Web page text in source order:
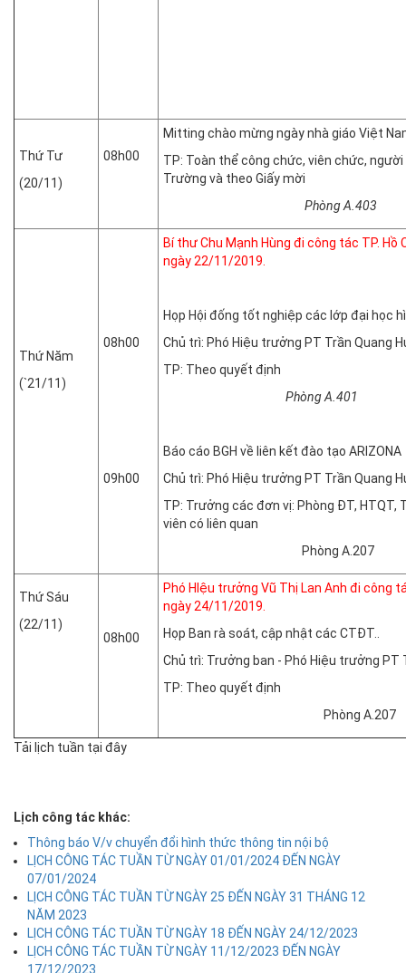
Thứ Tư
(20/11)
08h00
Mitting chào mừng ngày nhà giáo Việt
TP: Toàn thể công chức, viên chức,
Trường và theo Giấy mời
Phòng A.403
Thứ Năm
(`21/11)
08h00
09h00
Bí thư Chu Mạnh Hùng đi công tác TP. Hồ
ngày 22/11/2019.
Họp Hội đống tốt nghiệp các lớp đại học
Chủ trì: Phó Hiệu trưởng PT Trần Quang
TP: Theo quyết định
Phòng A.401
Báo cáo BGH về liên kết đào tạo ARIZONA
Chủ trì: Phó Hiệu trưởng PT Trần Quang
TP: Trưởng các đơn vị: Phòng ĐT, HTQT,
viên có liên quan
Phòng A.207
Thứ Sáu
(22/11)
08h00
Phó HIệu trưởng Vũ Thị Lan Anh đi công
ngày 24/11/2019.
Họp Ban rà soát, cập nhật các CTĐT..
Chủ trì: Trưởng ban - Phó Hiệu trưởng PT
TP: Theo quyết định
Phòng A.207
Tải lịch tuần tại đây
Lịch công tác khác:
Thông báo V/v chuyển đổi hình thức thông tin nội bộ
LỊCH CÔNG TÁC TUẦN TỪ NGÀY 01/01/2024 ĐẾN NGÀY
07/01/2024
LỊCH CÔNG TÁC TUẦN TỪ NGÀY 25 ĐẾN NGÀY 31 THÁNG 12
NĂM 2023
LỊCH CÔNG TÁC TUẦN TỪ NGÀY 18 ĐẾN NGÀY 24/12/2023
LỊCH CÔNG TÁC TUẦN TỪ NGÀY 11/12/2023 ĐẾN NGÀY
17/12/2023